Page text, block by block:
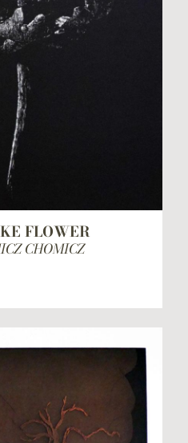
FLOWER
CHOMICZ